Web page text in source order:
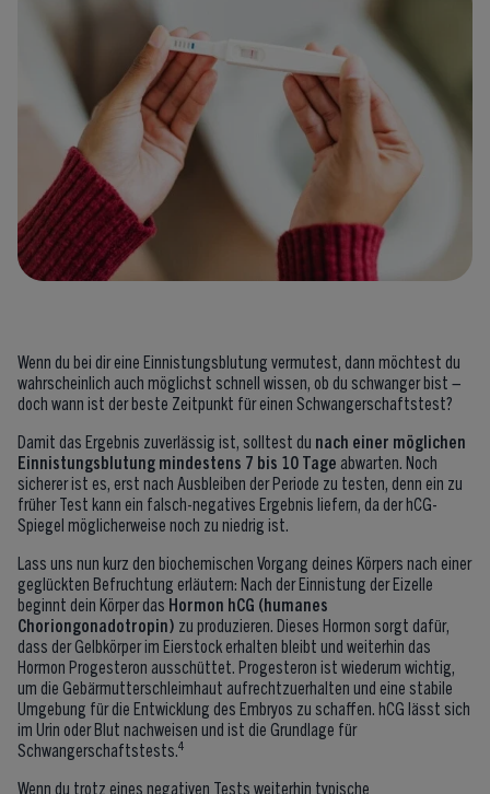
Wenn du bei dir eine Einnistungsblutung vermutest, dann möchtest du
wahrscheinlich auch möglichst schnell wissen, ob du schwanger bist –
doch wann ist der beste Zeitpunkt für einen Schwangerschaftstest?
Damit das Ergebnis zuverlässig ist, solltest du nach einer möglichen
Einnistungsblutung mindestens 7 bis 10 Tage abwarten. Noch
sicherer ist es, erst nach Ausbleiben der Periode zu testen, denn ein zu
früher Test kann ein falsch-negatives Ergebnis liefern, da der hCG-
Spiegel möglicherweise noch zu niedrig ist.
Lass uns nun kurz den biochemischen Vorgang deines Körpers nach einer
geglückten Befruchtung erläutern: Nach der Einnistung der Eizelle
beginnt dein Körper das Hormon hCG (humanes
Choriongonadotropin) zu produzieren. Dieses Hormon sorgt dafür,
dass der Gelbkörper im Eierstock erhalten bleibt und weiterhin das
Hormon Progesteron ausschüttet. Progesteron ist wiederum wichtig,
um die Gebärmutterschleimhaut aufrechtzuerhalten und eine stabile
Umgebung für die Entwicklung des Embryos zu schaffen. hCG lässt sich
im Urin oder Blut nachweisen und ist die Grundlage für
Schwangerschaftstests. 4
Wenn du trotz eines negativen Tests weiterhin typische